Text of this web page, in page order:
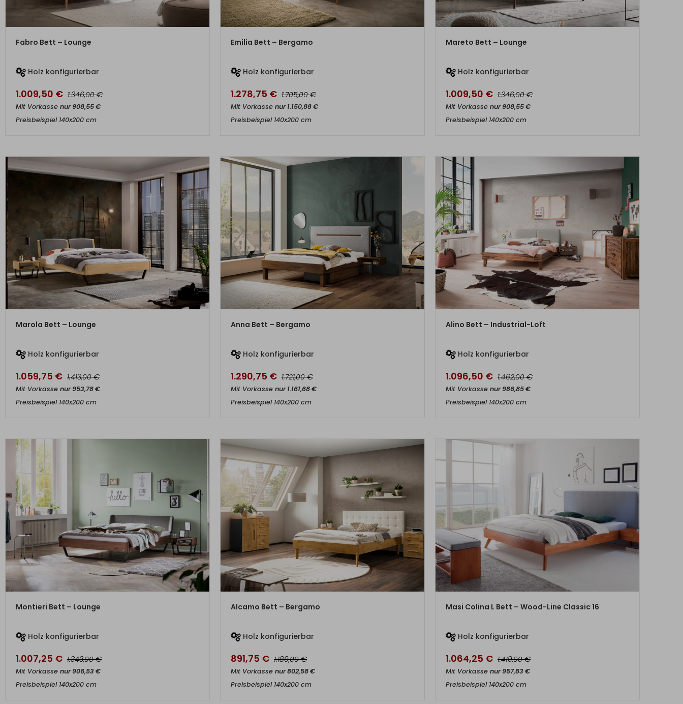
Fabro Bett – Lounge
Holz konfigurierbar
1.009,50 € 1.346,00€
Mit Vorkasse nur908,55€
Preisbeispiel 140x200 cm
Emilia Bett – Bergamo
Holz konfigurierbar
1.278,75 € 1.705,00€
Mit Vorkasse nur1.150,88€
Preisbeispiel 140x200 cm
Mareto Bett – Lounge
Holz konfigurierbar
1.009,50 € 1.346,00€
Mit Vorkasse nur908,55€
Preisbeispiel 140x200 cm
Marola Bett – Lounge
Holz konfigurierbar
1.059,75 € 1.413,00€
Mit Vorkasse nur953,78€
Preisbeispiel 140x200 cm
Anna Bett – Bergamo
Holz konfigurierbar
1.290,75 € 1.721,00€
Mit Vorkasse nur1.161,68€
Preisbeispiel 140x200 cm
ZUM PRODUKT
Alino Bett – Industrial-Loft
Holz konfigurierbar
1.096,50 € 1.462,00€
Mit Vorkasse nur986,85€
Preisbeispiel 140x200 cm
Montieri Bett – Lounge
Holz konfigurierbar
1.007,25 € 1.343,00€
Mit Vorkasse nur906,53€
Preisbeispiel 140x200 cm
Alcamo Bett – Bergamo
Holz konfigurierbar
891,75 € 1.189,00€
Mit Vorkasse nur802,58€
Preisbeispiel 140x200 cm
ZUM PRODUKT
Masi Colina L Bett – Wood-Line Classic 16
Holz konfigurierbar
1.064,25 € 1.419,00€
Mit Vorkasse nur957,83€
Preisbeispiel 140x200 cm